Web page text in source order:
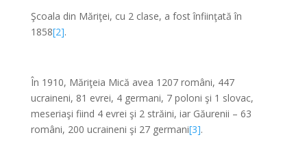
Şcoala din Măriţei, cu 2 clase, a fost înfiinţată în
1858[2].
În 1910, Măriţeia Mică avea 1207 români, 447
ucraineni, 81 evrei, 4 germani, 7 poloni şi 1 slovac,
meseriaşi fiind 4 evrei şi 2 străini, iar Găurenii – 63
români, 200 ucraineni şi 27 germani[3].